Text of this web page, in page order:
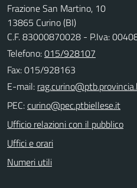
Frazione San Martino, 10
13865 Curino (BI)
C.F. 83000870028 - P.Iva:
Telefono:015/928107
Fax: 015/928163
E-mail:
PEC:
Ufficio relazioni con il pubblico
Uffici e orari
Numeri utili